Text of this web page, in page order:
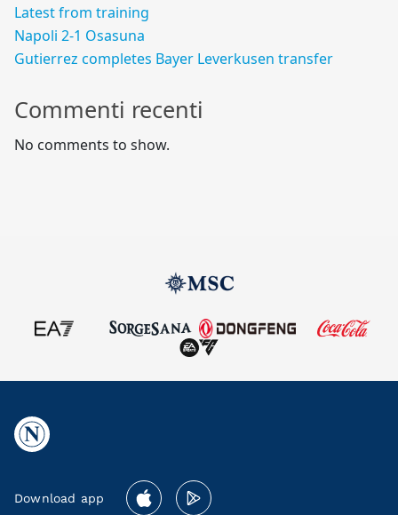
Latest from training
Napoli 2-1 Osasuna
Gutierrez completes Bayer Leverkusen transfer
Commenti recenti
No comments to show.
Download app